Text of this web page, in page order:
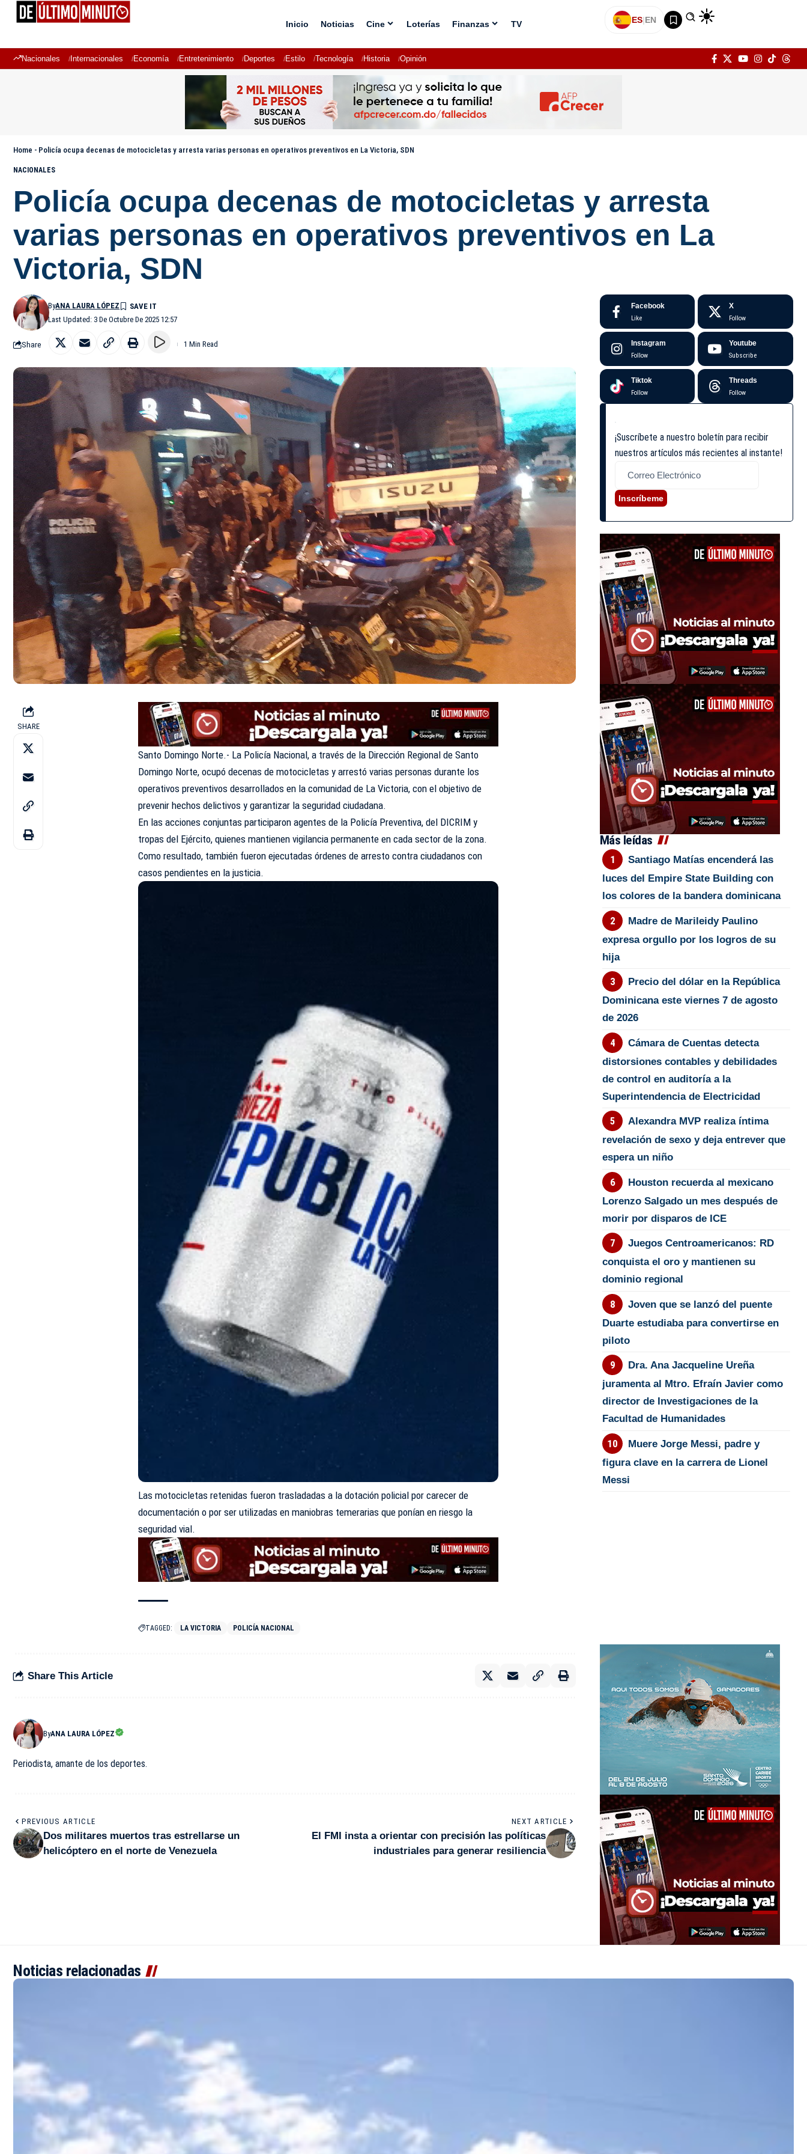
Inicio Noticias Cine Loterías Finanzas TV ES|EN
Nacionales Internacionales Economía Entretenimiento Deportes Estilo Tecnología Historia Opinión
Home - Policía ocupa decenas de motocicletas y arresta varias personas en operativos preventivos en La Victoria, SDN
NACIONALES
Policía ocupa decenas de motocicletas y arresta
varias personas en operativos preventivos en La
Victoria, SDN
Last Updated: 3 De Octubre De 2025 12:57
ByANA LAURA LÓPEZ
Share 1 Min Read
SHARE
Santo Domingo Norte.- La Policía Nacional, a través de la Dirección Regional de Santo
Domingo Norte, ocupó decenas de motocicletas y arrestó varias personas durante los
operativos preventivos desarrollados en la comunidad de La Victoria, con el objetivo de
prevenir hechos delictivos y garantizar la seguridad ciudadana.
En las acciones conjuntas participaron agentes de la Policía Preventiva, del DICRIM y
tropas del Ejército, quienes mantienen vigilancia permanente en cada sector de la zona.
Como resultado, también fueron ejecutadas órdenes de arresto contra ciudadanos con
casos pendientes en la justicia.
Las motocicletas retenidas fueron trasladadas a la dotación policial por carecer de
documentación o por ser utilizadas en maniobras temerarias que ponían en riesgo la
seguridad vial.
TAGGED: LA VICTORIA POLICÍA NACIONAL
Share This Article
ByANA LAURA LÓPEZ
Periodista, amante de los deportes.
PREVIOUS ARTICLE
Dos militares muertos tras estrellarse un
helicóptero en el norte de Venezuela
NEXT ARTICLE
El FMI insta a orientar con precisión las políticas
industriales para generar resiliencia
Facebook
Like
X
Follow
Instagram
Follow
Youtube
Subscribe
Tiktok
Follow
Threads
Follow
¡Suscríbete a nuestro boletín para recibir
nuestros artículos más recientes al instante!
Inscríbeme
Más leídas
Santiago Matías encenderá las
luces del Empire State Building con
los colores de la bandera dominicana
Madre de Marileidy Paulino
expresa orgullo por los logros de su
hija
Precio del dólar en la República
Dominicana este viernes 7 de agosto
de 2026
Cámara de Cuentas detecta
distorsiones contables y debilidades
de control en auditoría a la
Superintendencia de Electricidad
Alexandra MVP realiza íntima
revelación de sexo y deja entrever que
espera un niño
Houston recuerda al mexicano
Lorenzo Salgado un mes después de
morir por disparos de ICE
Juegos Centroamericanos: RD
conquista el oro y mantienen su
dominio regional
Joven que se lanzó del puente
Duarte estudiaba para convertirse en
piloto
Dra. Ana Jacqueline Ureña
juramenta al Mtro. Efraín Javier como
director de Investigaciones de la
Facultad de Humanidades
Muere Jorge Messi, padre y
figura clave en la carrera de Lionel
Messi
Noticias relacionadas